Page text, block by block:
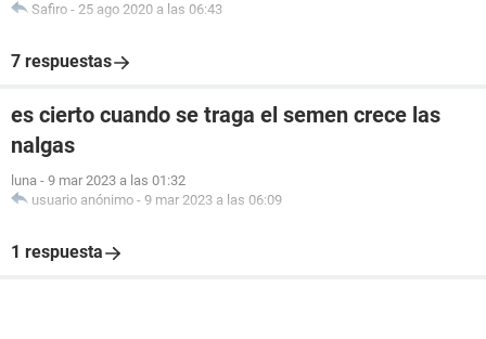
Safiro - 25 ago 2020 a las 06:43
7 respuestas
es cierto cuando se traga el semen crece las
nalgas
luna - 9 mar 2023 a las 01:32
usuario anónimo - 9 mar 2023 a las 06:09
1 respuesta